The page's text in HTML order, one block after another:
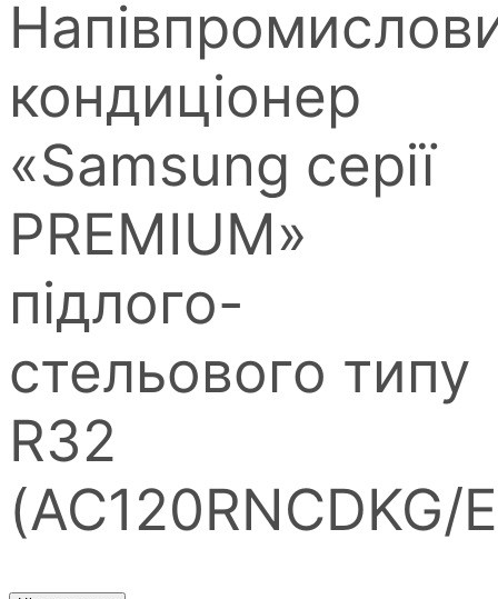
кондиціонер
«Samsung серії
PREMIUM»
пiдлого-
стельового типу
R32
(AC120RNCDKG/